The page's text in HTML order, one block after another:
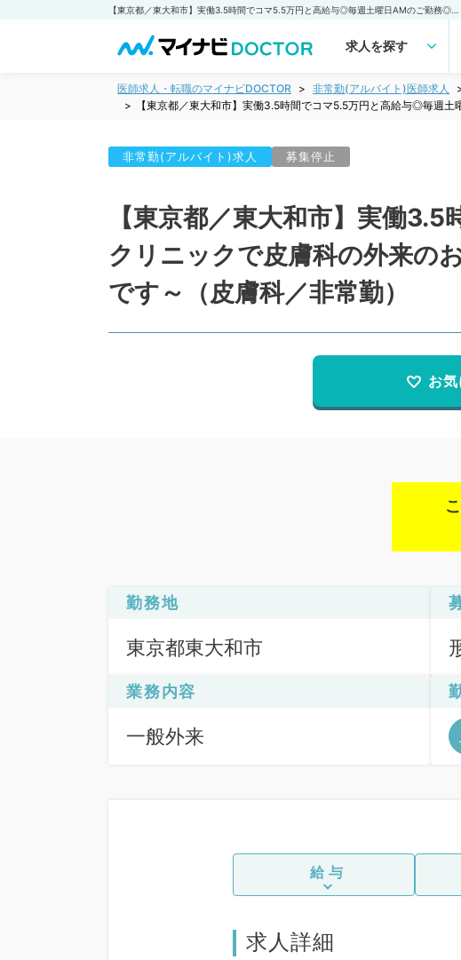
求人を探す
医師求人・転職のマイナビDOCTOR 非常勤(アルバイト)医師求人
【東京都／東大和市】実働3.5時間でコマ5.5万円と高給与◎毎週
非常勤(アルバイト)求人 募集停止
【東京都／東大和市】実働
クリニックで皮膚科の外来の
です～（皮膚科／非常勤）
お気
勤務地
東京都東大和市
業務内容
一般外来
給与
求人詳細